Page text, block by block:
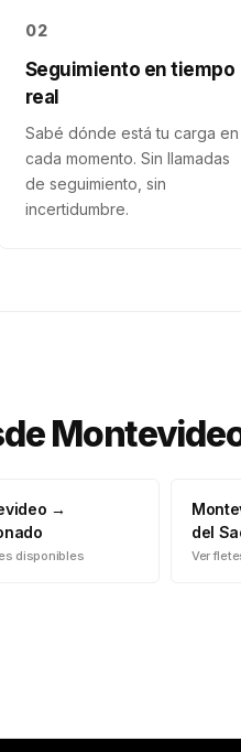
02
Seguimiento en tiempo
real
Sabé dónde está tu carga en
cada momento. Sin llamadas
de seguimiento, sin
incertidumbre.
→
disponibles
del
Ver